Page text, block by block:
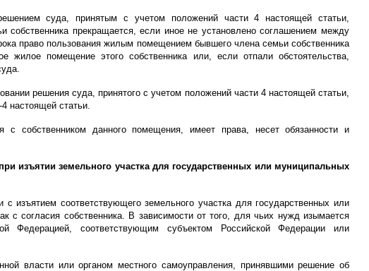
суда, принятым с учетом положений части 4 настоящей статьи,
прекращается, если иное не установлено соглашением между
право пользования жилым помещением бывшего члена семьи собственника
жилое помещение этого собственника или, если отпали обстоятельства,
решения суда, принятого с учетом положений части 4 настоящей статьи,
настоящей статьи.
собственником данного помещения, имеет права, несет обязанности и
изъятии земельного участка для государственных или муниципальных
соответствующего земельного участка для государственных или
согласия собственника. В зависимости от того, для чьих нужд изымается
Федерацией, соответствующим субъектом Российской Федерации или
власти или органом местного самоуправления, принявшими решение об